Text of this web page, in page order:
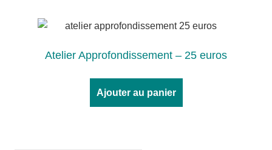
Atelier Approfondissement – 25 euros
Ajouter au panier